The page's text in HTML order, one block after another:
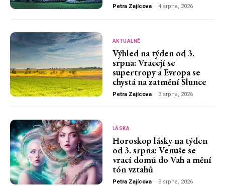
Petra Zajícova - 4 srpna, 2026
AKTUÁLNĚ
Výhled na týden od 3.
srpna: Vracejí se
supertropy a Evropa se
chystá na zatmění Slunce
Petra Zajícova - 3 srpna, 2026
LÁSKA
Horoskop lásky na týden
od 3. srpna: Venuše se
vrací domů do Vah a mění
tón vztahů
Petra Zajícova - 3 srpna, 2026